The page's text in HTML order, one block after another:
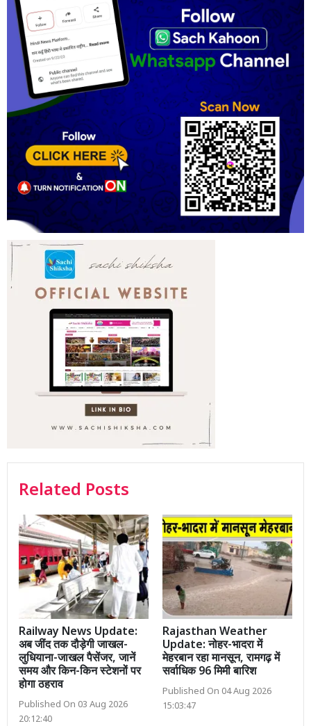
Related Posts
Railway News Update:
अब जींद तक दौड़ेगी जाखल-
लुधियाना-जाखल पैसेंजर, जानें
समय और किन-किन स्टेशनों पर
होगा ठहराव
Published On 03 Aug 2026
20:12:40
Rajasthan Weather
Update: नोहर-भादरा में
मेहरबान रहा मानसून, रामगढ़ में
सर्वाधिक 96 मिमी बारिश
Published On 04 Aug 2026
15:03:47